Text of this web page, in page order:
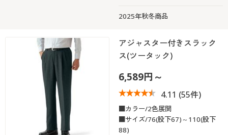
2025年秋冬商品
アジャスター付きスラック
ス(ツータック)
6,589円～
4.11 (55件)
■カラー/2色展開
■サイズ/76(股下67)～110(股下
88)